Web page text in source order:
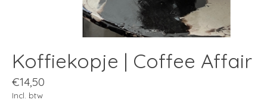
Koffiekopje | Coffee Affair
€14,50
Incl. btw